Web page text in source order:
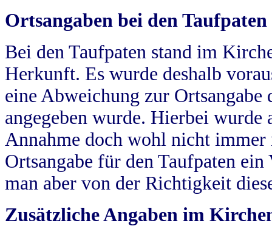
Ortsangaben bei den Taufpaten
Bei den Taufpaten stand im
Herkunft. Es wurde deshalb
eine Abweichung zur
angegeben wurde. Hierbei wurde
Annahme doch wohl nicht
Ortsangabe für den Taufpaten
man aber von der Richtigkeit
Zusätzliche Angaben im